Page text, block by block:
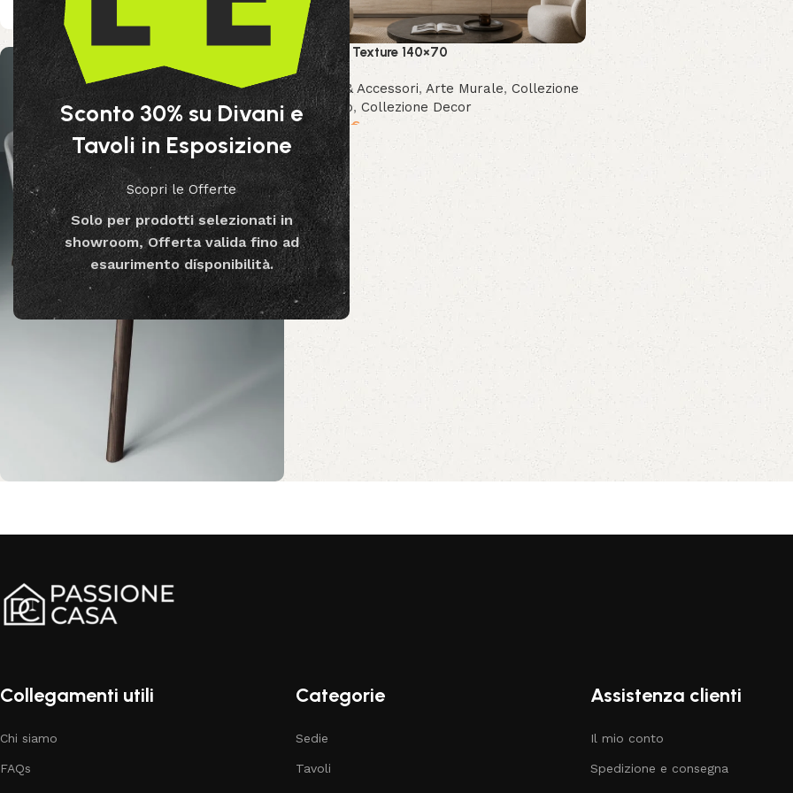
Sconto 30% su Divani e
Tavoli in Esposizione
Scopri le Offerte
Solo per prodotti selezionati in
showroom, Offerta valida fino ad
esaurimento disponibilità.
Acquista ora
Quadro Texture 140×70
Decor & Accessori, Arte Murale, Collezione
Bizzotto, Collezione Decor
169.99€
Collegamenti utili
Chi siamo
FAQs
Categorie
Sedie
Tavoli
Assistenza clienti
Il mio conto
Spedizione e consegna